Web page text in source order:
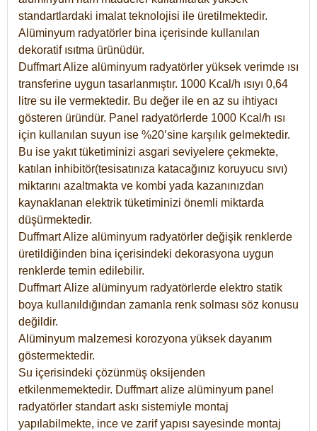
standartlardaki imalat teknolojisi ile üretilmektedir.
Alüminyum radyatörler bina içerisinde kullanılan
dekoratif ısıtma ürünüdür.
Duffmart Alize alüminyum radyatörler yüksek verimde ısı
transferine uygun tasarlanmıştır. 1000 Kcal/h ısıyı 0,64
litre su ile vermektedir. Bu değer ile en az su ihtiyacı
gösteren üründür. Panel radyatörlerde 1000 Kcal/h ısı
için kullanılan suyun ise %20’sine karşılık gelmektedir.
Bu ise yakıt tüketiminizi asgari seviyelere çekmekte,
katılan inhibitör(tesisatınıza katacağınız koruyucu sıvı)
miktarını azaltmakta ve kombi yada kazanınızdan
kaynaklanan elektrik tüketiminizi önemli miktarda
düşürmektedir.
Duffmart Alize alüminyum radyatörler değişik renklerde
üretildiğinden bina içerisindeki dekorasyona uygun
renklerde temin edilebilir.
DuffmartAlize alüminyum radyatörlerde elektro statik
boya kullanıldığından zamanla renk solması söz konusu
değildir.
Alüminyum malzemesi korozyona yüksek dayanım
göstermektedir.
Su içerisindeki çözünmüş oksijenden
etkilenmemektedir. Duffmart alize alüminyum panel
radyatörler standart askı sistemiyle montaj
yapılabilmekte, ince ve zarif yapısı sayesinde montaj